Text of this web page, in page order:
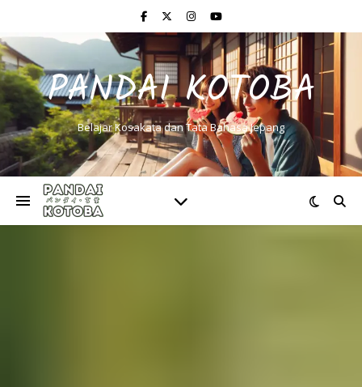
PANDAI KOTOBA
Belajar Kosakata dan Tata Bahasa Jepang